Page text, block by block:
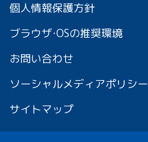
個人情報保護方針
ブラウザ・OSの推奨環境
お問い合わせ
ソーシャルメディアポリシー
サイトマップ